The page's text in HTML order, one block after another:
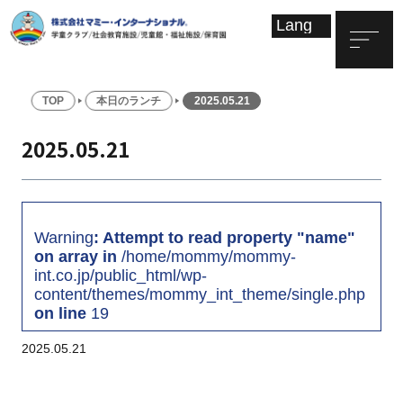
TOP 本日のランチ 2025.05.21
2025.05.21
Warning: Attempt to read property "name"
on array in /home/mommy/mommy-
int.co.jp/public_html/wp-
content/themes/mommy_int_theme/single.php
on line 19
2025.05.21